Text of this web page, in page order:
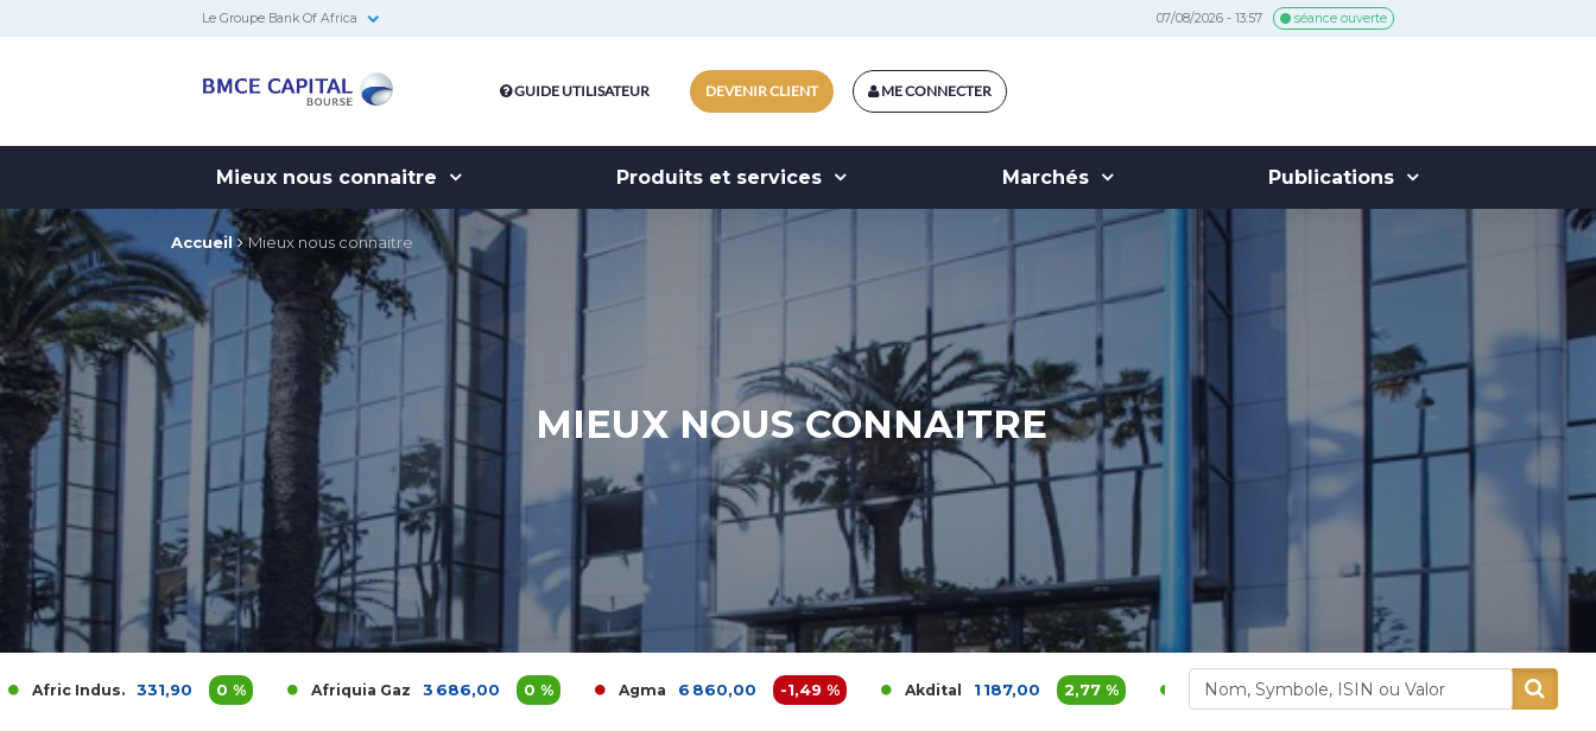
Le Groupe Bank Of Africa 07/08/2026 - 13:57 séance ouverte
Bourse
ME CONNECTER
DEVENIR CLIENT
GUIDE UTILISATEUR
Mieux nous connaitre Produits et services Marchés Publications
Accueil Mieux nous connaitre
MIEUX NOUS CONNAITRE
331,90 0 % Afriquia Gaz 3 686,00 0 % Agma 6 860,00 -1,49 % Akdital 1 187,00 2,77 % Alliances 396,00 4,21 % Aluminium Maroc 1 740,00